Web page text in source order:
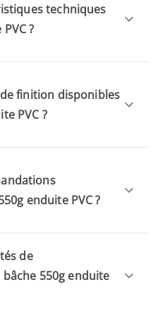
techniques
?
finition disponibles
PVC ?
enduite PVC ?
de
550g enduite